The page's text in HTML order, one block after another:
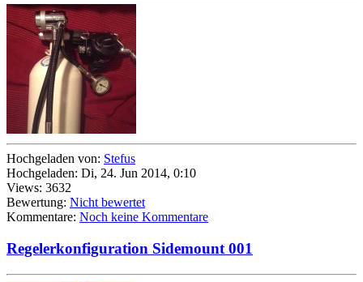
Hochgeladen von: Stefus
Hochgeladen: Di, 24. Jun 2014, 0:10
Views: 3632
Bewertung: Nicht bewertet
Kommentare: Noch keine Kommentare
Regelerkonfiguration Sidemount 001